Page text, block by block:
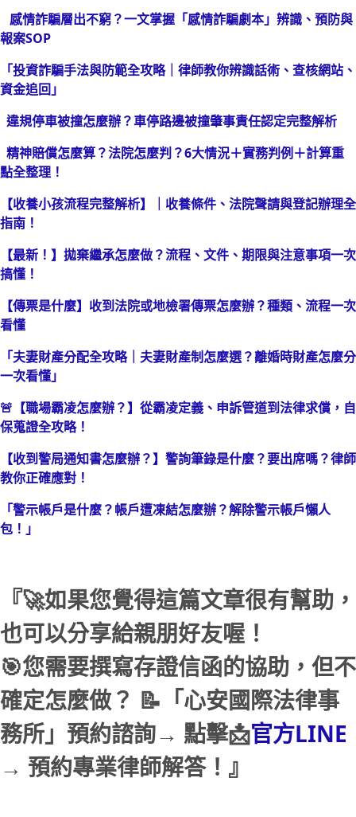
感情詐騙層出不窮？一文掌握「感情詐騙劇本」辨識、預防與
報案SOP
「投資詐騙手法與防範全攻略｜律師教你辨識話術、查核網站、
資金追回」
違規停車被撞怎麼辦？車停路邊被撞肇事責任認定完整解析
精神賠償怎麼算？法院怎麼判？6大情況＋實務判例＋計算重
點全整理！
【收養小孩流程完整解析】｜收養條件、法院聲請與登記辦理全
指南！
【最新！】拋棄繼承怎麼做？流程、文件、期限與注意事項一次
搞懂！
【傳票是什麼】收到法院或地檢署傳票怎麼辦？種類、流程一次
看懂
「夫妻財產分配全攻略｜夫妻財產制怎麼選？離婚時財產怎麼分
一次看懂」
🚨【職場霸凌怎麼辦？】從霸凌定義、申訴管道到法律求償，自
保蒐證全攻略！
【收到警局通知書怎麼辦？】警詢筆錄是什麼？要出席嗎？律師
教你正確應對！
「警示帳戶是什麼？帳戶遭凍結怎麼辦？解除警示帳戶懶人
包！」
『🚀如果您覺得這篇文章很有幫助，
也可以分享給親朋好友喔！
🎯您需要撰寫存證信函的協助，但不
確定怎麼做？ 📝「心安國際法律事
務所」預約諮詢→ 點擊📩官方LINE
→ 預約專業律師解答！』